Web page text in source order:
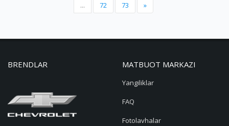
...
72 73 »
BRENDLAR MATBUOT MARKAZI
Yangiliklar
FAQ
Fotolavhalar